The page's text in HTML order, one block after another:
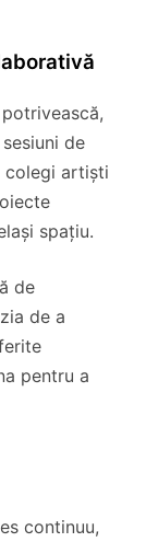
de
colegi artiști
spațiu.
de
de a
pentru a
continuu,